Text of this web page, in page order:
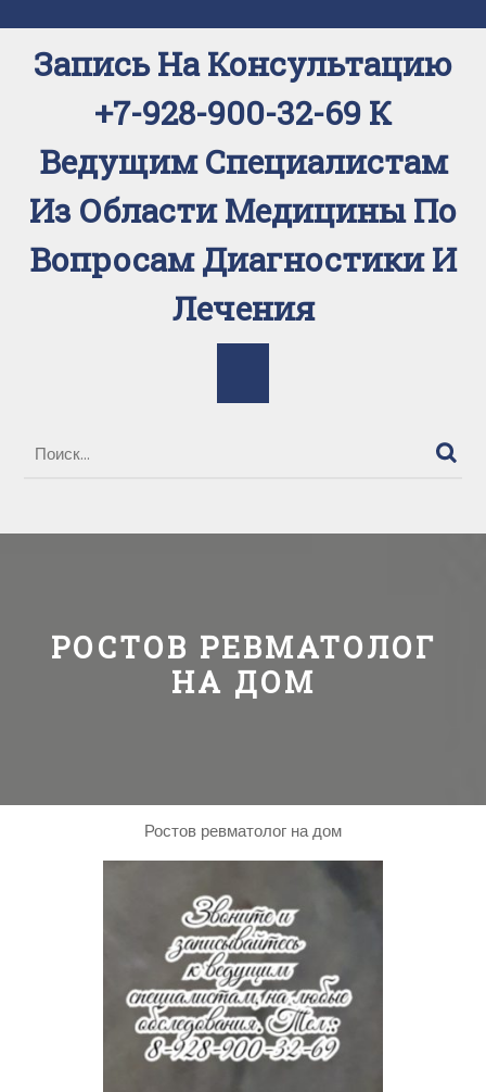
к
содержимому
Запись На Консультацию
+7-928-900-32-69 К
Ведущим Специалистам
Из Области Медицины По
Вопросам Диагностики И
Лечения
РОСТОВ РЕВМАТОЛОГ
НА ДОМ
Ростов ревматолог на дом